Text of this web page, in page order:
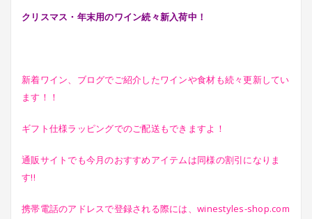
クリスマス・年末用のワイン続々新入荷中！
新着ワイン、ブログでご紹介したワインや食材も続々更新してい
ます！！
ギフト仕様ラッピングでのご配送もできますよ！
通販サイトでも今月のおすすめアイテムは同様の割引になりま
す!!
携帯電話のアドレスで登録される際には、winestyles-shop.com